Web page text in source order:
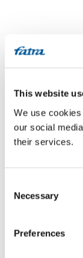
This website
We use
our social
their services.
Selection
Necessary
Preferences